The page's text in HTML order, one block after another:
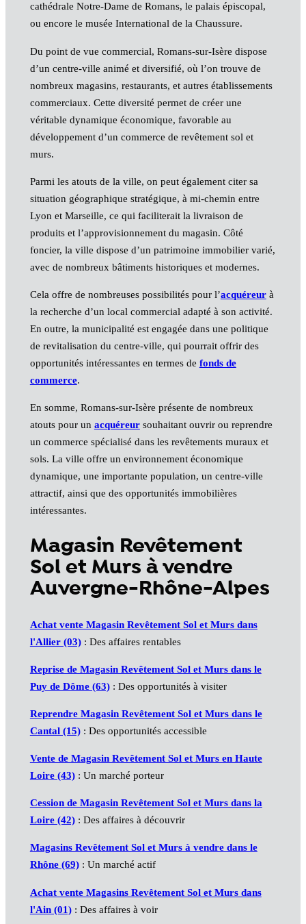
cathédrale Notre-Dame de Romans, le palais épiscopal,
ou encore le musée International de la Chaussure.
Du point de vue commercial, Romans-sur-Isère dispose
d’un centre-ville animé et diversifié, où l’on trouve de
nombreux magasins, restaurants, et autres établissements
commerciaux. Cette diversité permet de créer une
véritable dynamique économique, favorable au
développement d’un commerce de revêtement sol et
murs.
Parmi les atouts de la ville, on peut également citer sa
situation géographique stratégique, à mi-chemin entre
Lyon et Marseille, ce qui faciliterait la livraison de
produits et l’approvisionnement du magasin. Côté
foncier, la ville dispose d’un patrimoine immobilier varié,
avec de nombreux bâtiments historiques et modernes.
Cela offre de nombreuses possibilités pour l’acquéreurà
la recherche d’un local commercial adapté à son activité.
En outre, la municipalité est engagée dans une politique
de revitalisation du centre-ville, qui pourrait offrir des
opportunités intéressantes en termes de fonds de
commerce.
En somme, Romans-sur-Isère présente de nombreux
atouts pour un acquéreursouhaitant ouvrir ou reprendre
un commerce spécialisé dans les revêtements muraux et
sols. La ville offre un environnement économique
dynamique, une importante population, un centre-ville
attractif, ainsi que des opportunités immobilières
intéressantes.
Magasin Revêtement
Sol et Murs à vendre
Auvergne-Rhône-Alpes
Achat vente Magasin Revêtement Sol et Murs dans
l'Allier (03): Des affaires rentables
Reprise de Magasin Revêtement Sol et Murs dans le
Puy de Dôme (63): Des opportunités à visiter
Reprendre Magasin Revêtement Sol et Murs dans le
Cantal (15): Des opportunités accessible
Vente de Magasin Revêtement Sol et Murs en Haute
Loire (43): Un marché porteur
Cession de Magasin Revêtement Sol et Murs dans la
Loire (42): Des affaires à découvrir
Magasins Revêtement Sol et Murs à vendre dans le
Rhône (69): Un marché actif
Achat vente Magasins Revêtement Sol et Murs dans
l'Ain (01): Des affaires à voir